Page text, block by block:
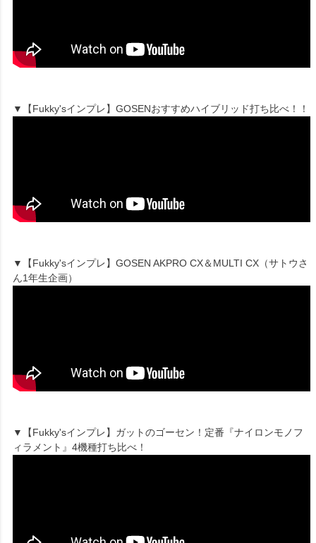
▼【Fukky'sインプレ】GOSENおすすめハイブリッド打ち比べ！！
▼【Fukky'sインプレ】GOSEN AKPRO CX＆MULTI CX（サトウさ
ん1年生企画）
▼【Fukky'sインプレ】ガットのゴーセン！定番『ナイロンモノフ
ィラメント』4機種打ち比べ！